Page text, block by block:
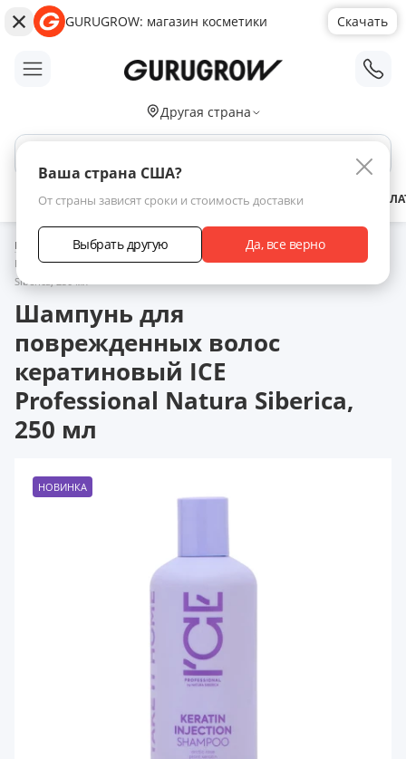
GURUGROW: магазин косметики Скачать
Другая страна
Ваша страна США?
От страны зависят сроки и стоимость доставки
Выбрать другую Да, все верно
АКЦИИ НОВИНКИБРЕНДЫЗАРАБОТАТЬ С НАМИ
Главная Каталог товаров Уход за волосами
Шампунь
Шампунь для поврежденных волос кератиновый ICE Professional Natura
Siberica, 250 мл
Шампунь для
поврежденных волос
кератиновый ICE
Professional Natura Siberica,
250 мл
НОВИНКА